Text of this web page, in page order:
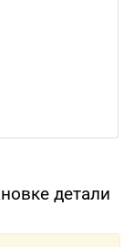
детали